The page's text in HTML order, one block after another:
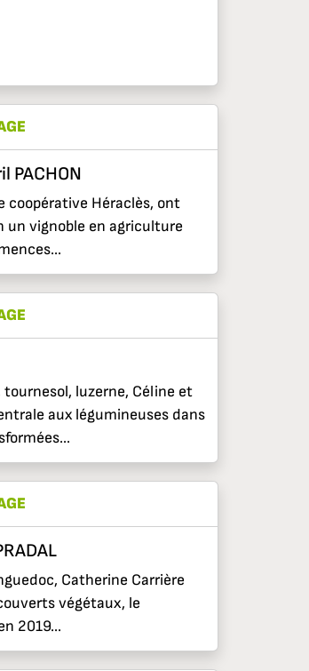
PACHON
coopérative Héraclès, ont
vignoble en agriculture
luzerne, Céline et
aux légumineuses dans
Catherine Carrière
végétaux, le
2019...